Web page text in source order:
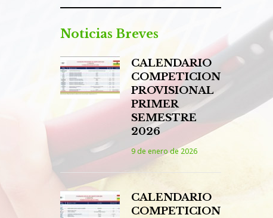
Noticias Breves
CALENDARIO
COMPETICION
PROVISIONAL
PRIMER
SEMESTRE
2026
9 de enero de 2026
CALENDARIO
COMPETICION